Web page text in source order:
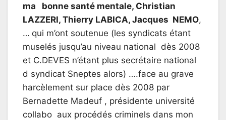
ma bonne santé mentale, Christian
LAZZERI, Thierry LABICA, Jacques NEMO,
… qui m’ont soutenue (les syndicats étant
muselés jusqu’au niveau national dès 2008
et C.DEVES n’étant plus secrétaire national
d syndicat Sneptes alors) ….face au grave
harcèlement sur place dès 2008 par
Bernadette Madeuf , présidente université
collabo aux procédés criminels dans mon